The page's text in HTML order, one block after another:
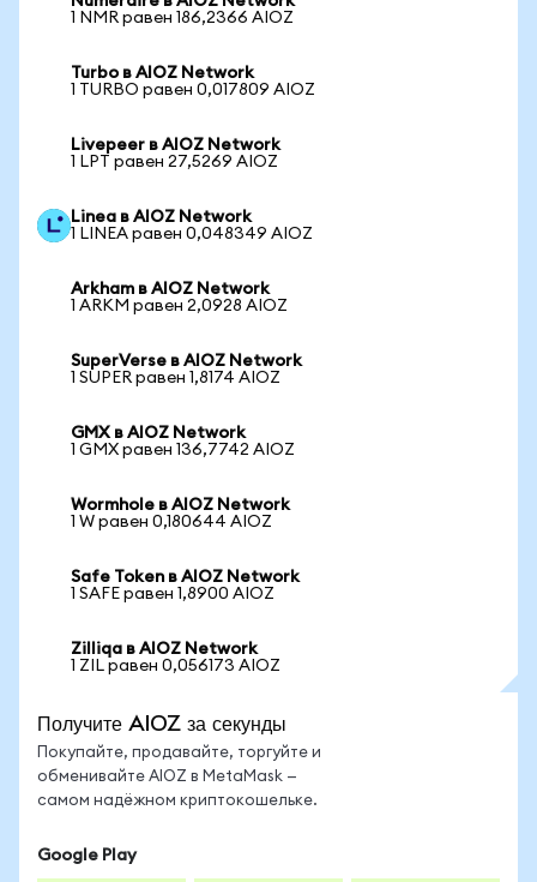
1 NMR равен 186,2366 AIOZ
Turbo в AIOZ Network
1 TURBO равен 0,017809 AIOZ
Livepeer в AIOZ Network
1 LPT равен 27,5269 AIOZ
Linea в AIOZ Network
1 LINEA равен 0,048349 AIOZ
Arkham в AIOZ Network
1 ARKM равен 2,0928 AIOZ
SuperVerse в AIOZ Network
1 SUPER равен 1,8174 AIOZ
GMX в AIOZ Network
1 GMX равен 136,7742 AIOZ
Wormhole в AIOZ Network
1 W равен 0,180644 AIOZ
Safe Token в AIOZ Network
1 SAFE равен 1,8900 AIOZ
Zilliqa в AIOZ Network
1 ZIL равен 0,056173 AIOZ
Получите AIOZ за секунды
Покупайте, продавайте, торгуйте и
обменивайте AIOZ в MetaMask —
самом надёжном криптокошельке.
Google Play